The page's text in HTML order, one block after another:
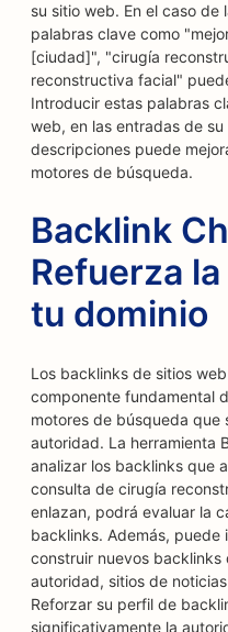
su sitio web. En el caso
palabras clave como
[ciudad]", "cirugía
reconstructiva facial"
Introducir estas palabras
web, en las entradas de
descripciones puede
motores de búsqueda.
Backlink
Refuerza
tu dominio
Los backlinks de sitios
componente fundamental
motores de búsqueda que
autoridad. La herramienta
analizar los backlinks que
consulta de cirugía
enlazan, podrá evaluar la
backlinks. Además,
construir nuevos
autoridad, sitios de
Reforzar su perfil de
significativamente la